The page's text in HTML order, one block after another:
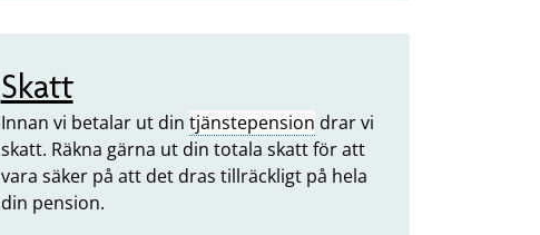
Skatt
Innan vi betalar ut din tjänstepension drar vi
skatt. Räkna gärna ut din totala skatt för att
vara säker på att det dras tillräckligt på hela
din pension.